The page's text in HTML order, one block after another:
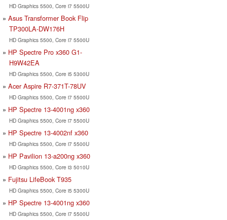
HD Graphics 5500, Core i7 5500U
Asus Transformer Book Flip
TP300LA-DW176H
HD Graphics 5500, Core i7 5500U
HP Spectre Pro x360 G1-
H9W42EA
HD Graphics 5500, Core i5 5300U
Acer Aspire R7-371T-78UV
HD Graphics 5500, Core i7 5500U
HP Spectre 13-4001ng x360
HD Graphics 5500, Core i7 5500U
HP Spectre 13-4002nf x360
HD Graphics 5500, Core i7 5500U
HP Pavilion 13-a200ng x360
HD Graphics 5500, Core i3 5010U
Fujitsu LifeBook T935
HD Graphics 5500, Core i5 5300U
HP Spectre 13-4001ng x360
HD Graphics 5500, Core i7 5500U